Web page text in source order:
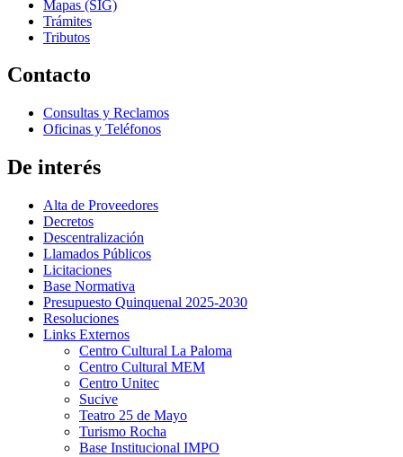
Mapas (SIG)
Trámites
Tributos
Contacto
Consultas y Reclamos
Oficinas y Teléfonos
De interés
Alta de Proveedores
Decretos
Descentralización
Llamados Públicos
Licitaciones
Base Normativa
Presupuesto Quinquenal 2025-2030
Resoluciones
Links Externos
Centro Cultural La Paloma
Centro Cultural MEM
Centro Unitec
Sucive
Teatro 25 de Mayo
Turismo Rocha
Base Institucional IMPO